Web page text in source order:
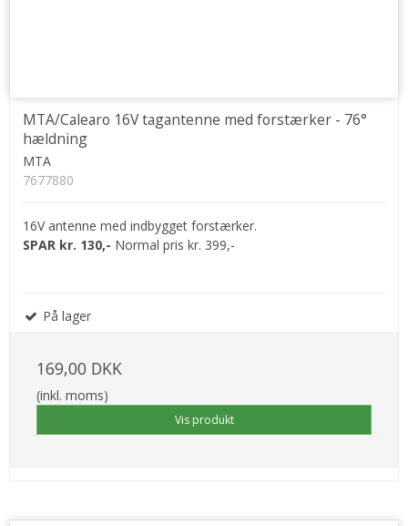
MTA/Calearo 16V tagantenne med forstærker - 76°
hældning
MTA
7677880
16V antenne med indbygget forstærker.
SPAR kr. 130,- Normal pris kr. 399,-
På lager
169,00 DKK
(inkl. moms)
Vis produkt